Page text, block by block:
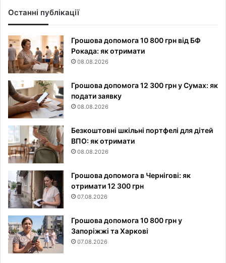
Останні публікації
Грошова допомога 10 800 грн від БФ
Рокада: як отримати
08.08.2026
Грошова допомога 12 300 грн у Сумах: як
подати заявку
08.08.2026
Безкоштовні шкільні портфелі для дітей
ВПО: як отримати
08.08.2026
Грошова допомога в Чернігові: як
отримати 12 300 грн
07.08.2026
Грошова допомога 10 800 грн у
Запоріжжі та Харкові
07.08.2026